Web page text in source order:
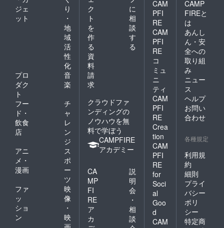
ジェ
ット
り
・
地
域
活
性
化
プロ
ダク
ト
音
楽
フー
ド・
飲食
店
チ
ャ
レ
ン
ジ
アニ
メ・
漫画
ス
ポ
ー
ツ
ファ
ッ
ショ
ン
映
像
・
映
ク
ト
を
作
る
に
相
談
す
る
資
料
請
求
クラウドファ
ンディングの
ノウハウを無
料で学ぼう
CAMPFIRE
アカデミー
CA
MP
FI
RE
ア
カ
説
明
会
・
相
談
CAM
PFI
RE
CAM
PFI
RE
コ
ミュ
ニ
ティ
CAM
PFI
RE
Crea
tion
CAM
PFI
RE
for
Soci
al
Goo
d
CAM
CAMP
FIREと
は
あんし
ん・安
全への
取り組
み
ニュー
ス
ヘルプ
お問い
合わせ
各種規定
利用規
約
細則
プライ
バシー
ポリ
シー
特定商